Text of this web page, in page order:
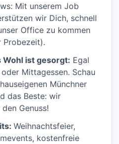
Mit unserem Job
wir Dich, schnell
Office zu kommen
Probezeit).
Wohl ist gesorgt: Egal
Mittagessen. Schau
Münchner
das Beste: wir
Genuss!
Weihnachtsfeier,
kostenfreie